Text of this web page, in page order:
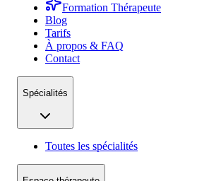
Formation Thérapeute
Blog
Tarifs
À propos & FAQ
Contact
Spécialités
Toutes les spécialités